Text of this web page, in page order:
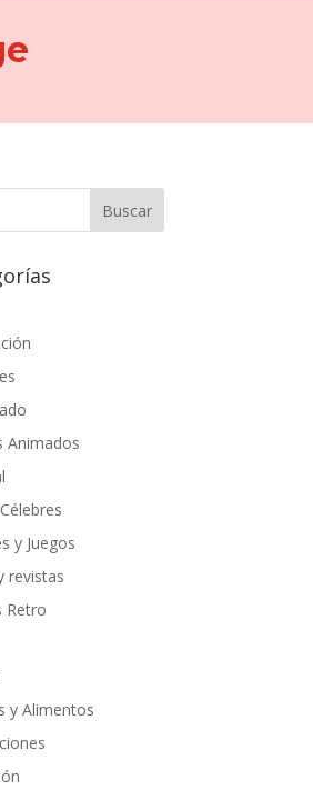
Animados
y Juegos
revistas
Retro
y Alimentos